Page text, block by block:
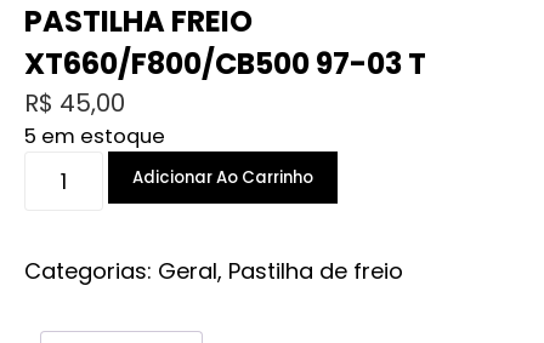
PASTILHA FREIO
XT660/F800/CB500 97-03 T
R$ 45,00
5 em estoque
PASTILHA
FREIO
97-
Adicionar Ao Carrinho
Categorias: Geral, Pastilha de freio